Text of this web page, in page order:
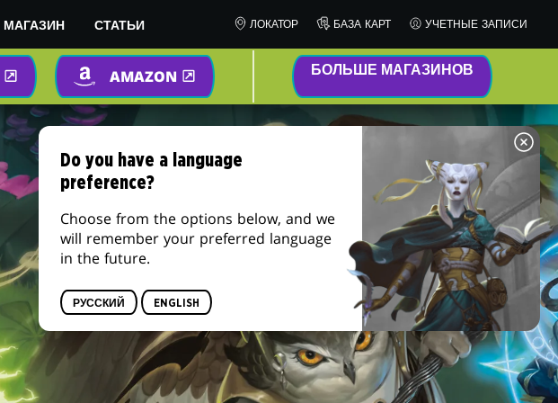
МАГАЗИН СТАТЬИ ЛОКАТОР БАЗА КАРТ УЧЕТНЫЕ ЗАПИСИ
AMAZON БОЛЬШЕ МАГАЗИНОВ
Do you have a language
preference?
Choose from the options below, and we
will remember your preferred language
in the future.
РУССКИЙ ENGLISH